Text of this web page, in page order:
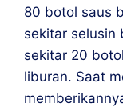
80 botol saus
sekitar selusin
sekitar 20
liburan. Saat